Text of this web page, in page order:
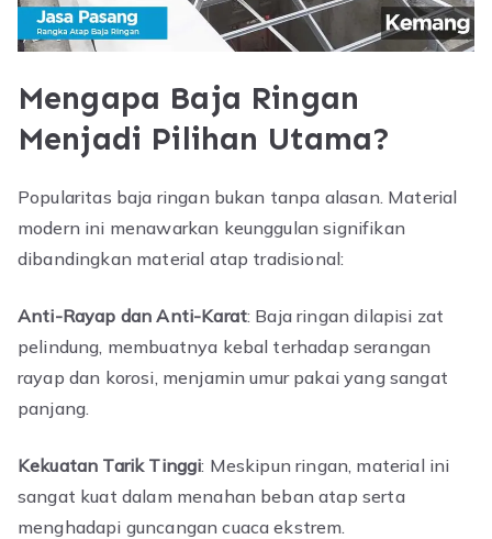
Mengapa Baja Ringan
Menjadi Pilihan Utama?
Popularitas baja ringan bukan tanpa alasan. Material
modern ini menawarkan keunggulan signifikan
dibandingkan material atap tradisional:
Anti-Rayap dan Anti-Karat: Baja ringan dilapisi zat
pelindung, membuatnya kebal terhadap serangan
rayap dan korosi, menjamin umur pakai yang sangat
panjang.
Kekuatan Tarik Tinggi: Meskipun ringan, material ini
sangat kuat dalam menahan beban atap serta
menghadapi guncangan cuaca ekstrem.